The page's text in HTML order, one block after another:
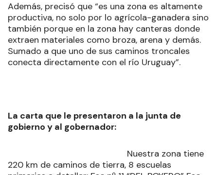
Además, precisó que “es una zona es altamente
productiva, no solo por lo agrícola-ganadera sino
también porque en la zona hay canteras donde
extraen materiales como broza, arena y demás.
Sumado a que uno de sus caminos troncales
conecta directamente con el río Uruguay”.
La carta que le presentaron a la junta de
gobierno y al gobernador:
Nuestra zona tiene
220 km de caminos de tierra, 8 escuelas